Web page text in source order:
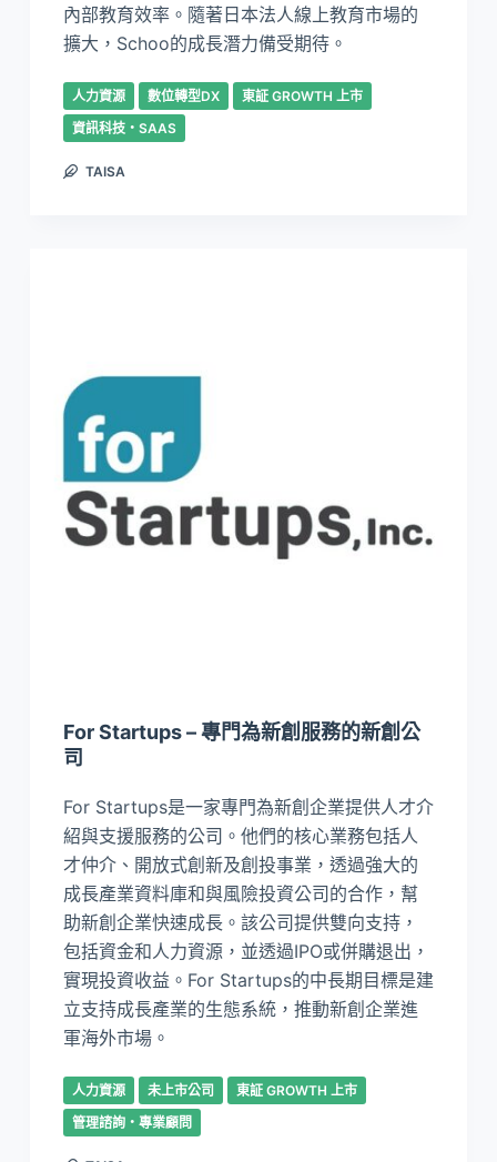
內部教育效率。隨著日本法人線上教育市場的
擴大，Schoo的成長潛力備受期待。
人力資源 數位轉型DX
東証 GROWTH 上市
資訊科技・SAAS
TAISA
For Startups – 專門為新創服務的新創公
司
For Startups是一家專門為新創企業提供人才介
紹與支援服務的公司。他們的核心業務包括人
才仲介、開放式創新及創投事業，透過強大的
成長產業資料庫和與風險投資公司的合作，幫
助新創企業快速成長。該公司提供雙向支持，
包括資金和人力資源，並透過IPO或併購退出，
實現投資收益。For Startups的中長期目標是建
立支持成長產業的生態系統，推動新創企業進
軍海外市場。
人力資源 未上市公司
東証 GROWTH 上市
管理諮詢・專業顧問